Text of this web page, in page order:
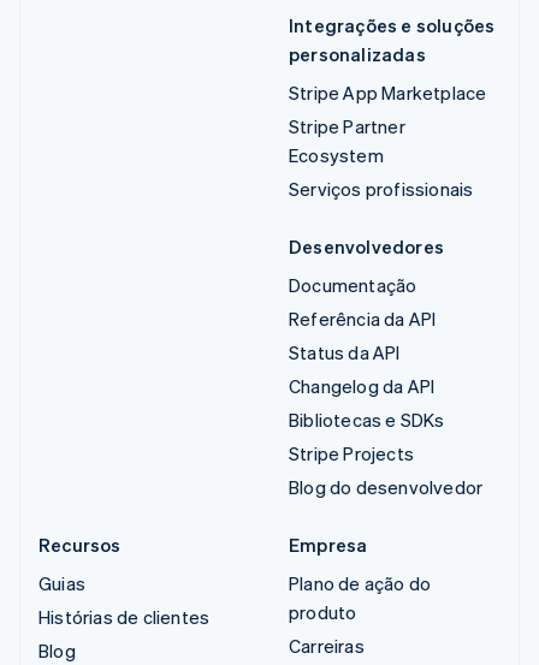
Integrações e soluções
personalizadas
Stripe App Marketplace
Stripe Partner
Ecosystem
Serviços profissionais
Desenvolvedores
Documentação
Referência da API
Status da API
Changelog da API
Bibliotecas e SDKs
Stripe Projects
Blog do desenvolvedor
Recursos
Guias
Histórias de clientes
Blog
Empresa
Plano de ação do
produto
Carreiras